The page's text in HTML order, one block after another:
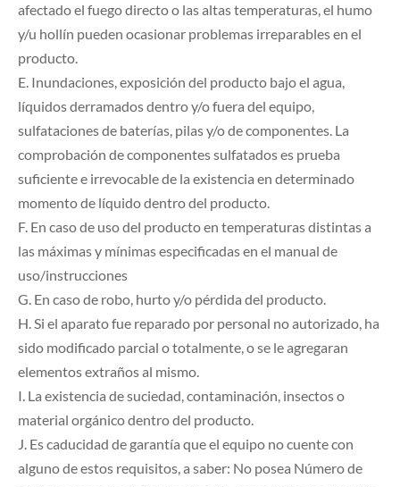
afectado el fuego directo o las altas temperaturas, el humo
y/u hollín pueden ocasionar problemas irreparables en el
producto.
E. Inundaciones, exposición del producto bajo el agua,
líquidos derramados dentro y/o fuera del equipo,
sulfataciones de baterías, pilas y/o de componentes. La
comprobación de componentes sulfatados es prueba
suficiente e irrevocable de la existencia en determinado
momento de líquido dentro del producto.
F. En caso de uso del producto en temperaturas distintas a
las máximas y mínimas especificadas en el manual de
uso/instrucciones
G. En caso de robo, hurto y/o pérdida del producto.
H. Si el aparato fue reparado por personal no autorizado, ha
sido modificado parcial o totalmente, o se le agregaran
elementos extraños al mismo.
I. La existencia de suciedad, contaminación, insectos o
material orgánico dentro del producto.
J. Es caducidad de garantía que el equipo no cuente con
alguno de estos requisitos, a saber: No posea Número de